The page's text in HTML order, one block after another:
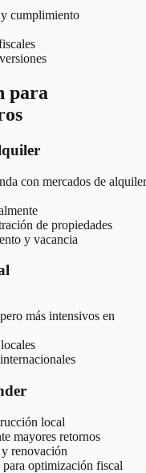
cumplimiento
para
con mercados de alquiler
de propiedades
y vacancia
más intensivos en
local
mayores retornos
renovación
optimización fiscal